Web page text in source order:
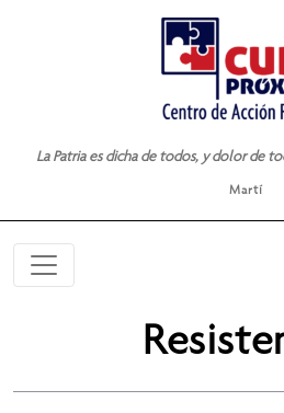
La Patria es dicha de todos, y dolor de
Martí